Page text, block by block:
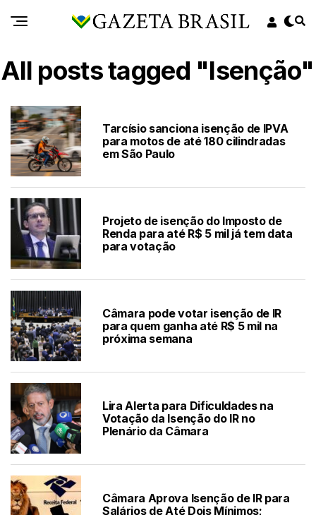
All posts tagged "Isenção"
Tarcísio sanciona isenção de IPVA
para motos de até 180 cilindradas
em São Paulo
Projeto de isenção do Imposto de
Renda para até R$ 5 mil já tem data
para votação
Câmara pode votar isenção de IR
para quem ganha até R$ 5 mil na
próxima semana
Lira Alerta para Dificuldades na
Votação da Isenção do IR no
Plenário da Câmara
Câmara Aprova Isenção de IR para
Salários de Até Dois Mínimos;